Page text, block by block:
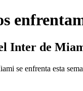
Inter de
se enfrenta esta